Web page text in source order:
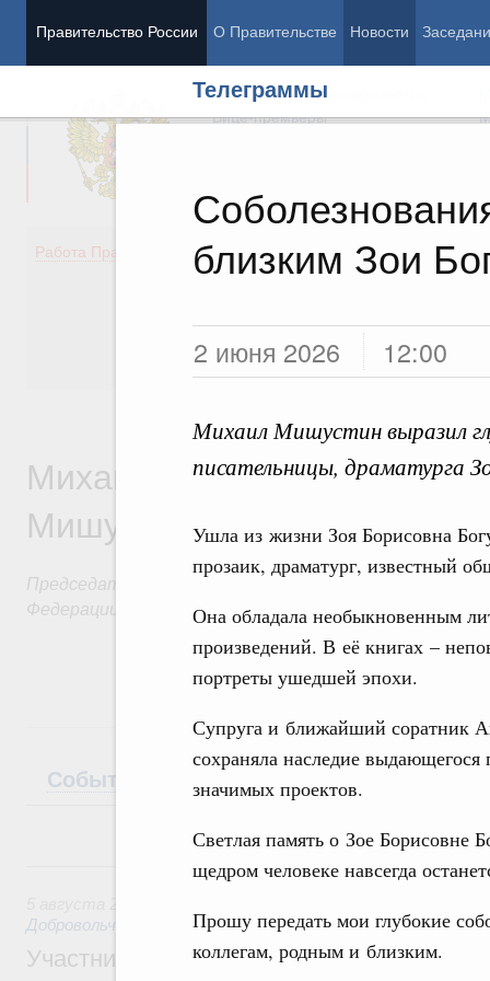
Правительство России О Правительстве Новости
Телеграммы
близким Зои
2 июня 2026 12:00
Михаил Мишустин выразил
писательницы, драматурга
Ушла из жизни Зоя Борисовна
прозаик, драматург, известный
Она обладала необыкновенным
произведений. В её книгах –
портреты ушедшей эпохи.
Супруга и ближайший соратник
сохраняла наследие выдающегося
значимых проектов.
Светлая память о Зое Борисовне
щедром человеке навсегда
Прошу передать мои глубокие
коллегам, родным и близким.
Председатель Правительства
Вице-премьеры
Работа Правительства
Демография
Здоровье
Общество
Государство
Михаил Владимирович
Мишустин
Председатель Правительства Российской
Федерации
События
5 августа, среда
Добровольчество и волонтёрство. Благотворительность
Участникам и гостям Всероссийского